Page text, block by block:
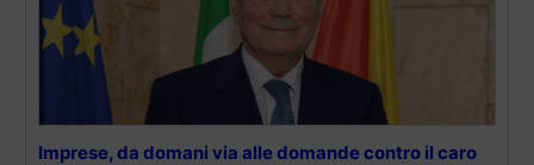
Imprese, da domani via alle domande contro il caro